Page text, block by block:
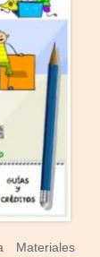
Materiales